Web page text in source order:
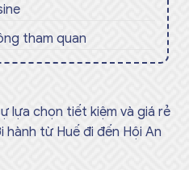
tham quan
lựa chọn tiết kiệm và giá rẻ
hành từ Huế đi đến Hội An